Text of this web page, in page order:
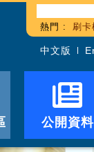
熱門 : 刷卡
中文版
公開資料